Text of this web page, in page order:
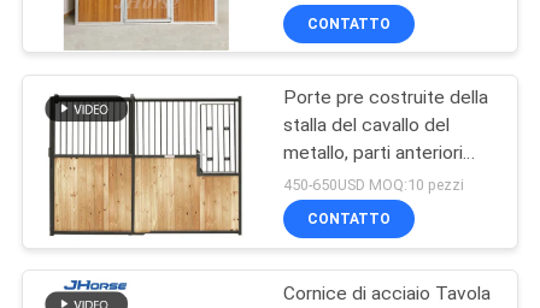
divisori 10ft 12ft
CONTATTO
Porte pre costruite della
stalla del cavallo del
metallo, parti anteriori
equestri durevoli della
stalla del granaio di
cavallo
450-650USD MOQ:10 pezzi
CONTATTO
Cornice di acciaio Tavola